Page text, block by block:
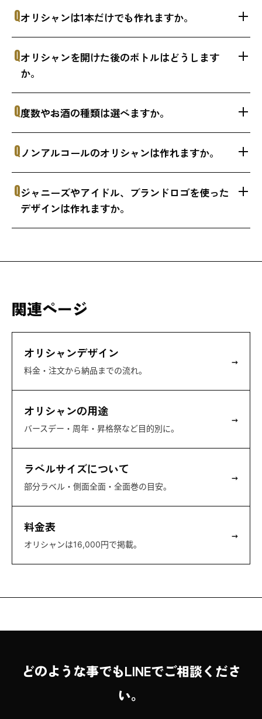
Qオリシャンは1本だけでも作れますか。
Qオリシャンを開けた後のボトルはどうします
か。
Q度数やお酒の種類は選べますか。
Qノンアルコールのオリシャンは作れますか。
Qジャニーズやアイドル、ブランドロゴを使った
デザインは作れますか。
関連ページ
オリシャンデザイン
料金・注文から納品までの流れ。
→
オリシャンの用途
バースデー・周年・昇格祭など目的別に。
→
ラベルサイズについて
部分ラベル・側面全面・全面巻の目安。
→
料金表
オリシャンは16,000円で掲載。
→
どのような事でもLINEでご相談くださ
い。